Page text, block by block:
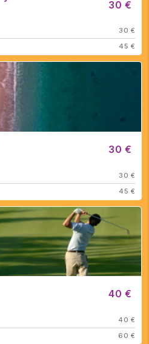
30 €
30 €
45 €
30 €
30 €
45 €
40 €
40 €
60 €